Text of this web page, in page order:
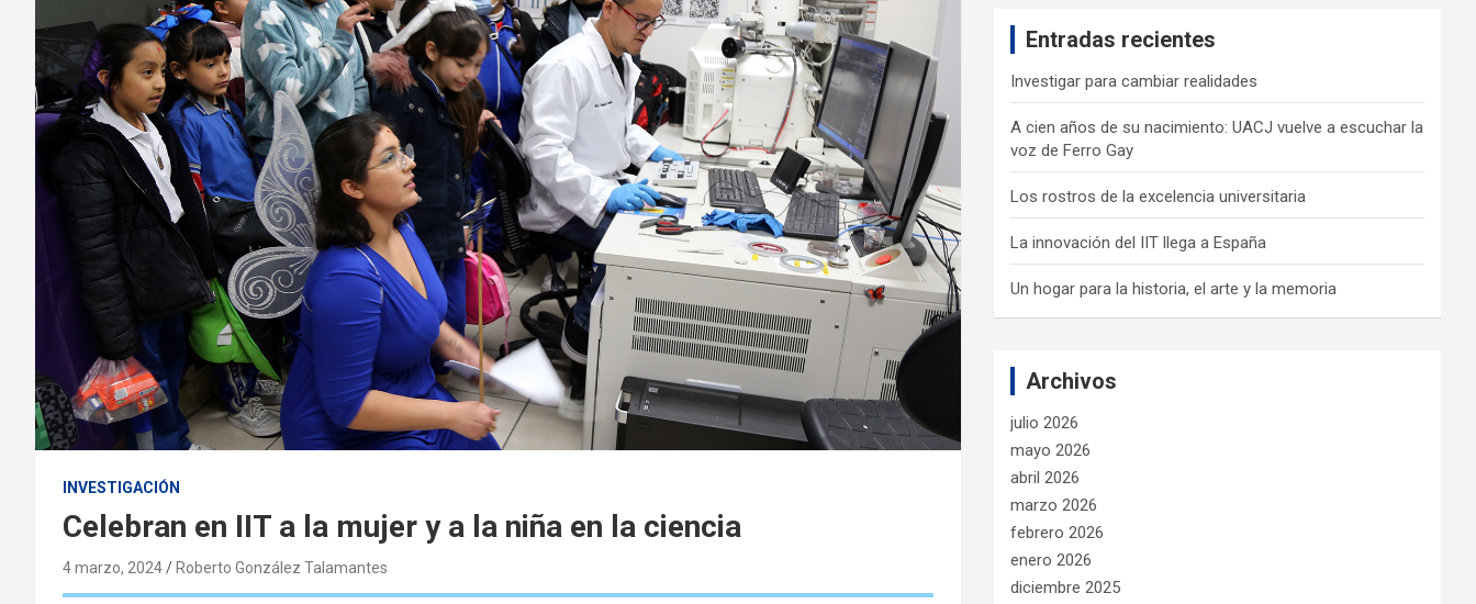
INVESTIGACIÓN
Celebran en IIT a la mujer y a la niña en la ciencia
4 marzo, 2024 Roberto González Talamantes
Entradas recientes
Investigar para cambiar realidades
A cien años de su nacimiento: UACJ vuelve a escuchar la
voz de Ferro Gay
Los rostros de la excelencia universitaria
La innovación del IIT llega a España
Un hogar para la historia, el arte y la memoria
Archivos
julio 2026
mayo 2026
abril 2026
marzo 2026
febrero 2026
enero 2026
diciembre 2025